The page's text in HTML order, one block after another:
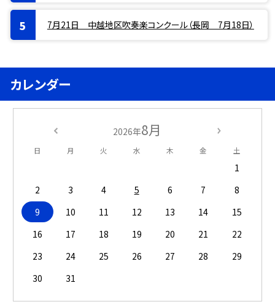
7月21日 中越地区吹奏楽コンクール（長岡 7月18日）
カレンダー
2026年8月
日 月 火 水 木 金 土
1
2
3 4 5 6 7
8
9
10 11 12 13 14
15
16
17 18 19 20 21
22
23
24 25 26 27 28
29
30
31